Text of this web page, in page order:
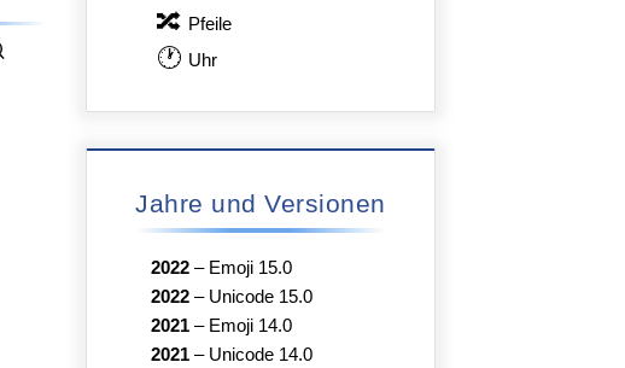
🔀 Pfeile
🕐 Uhr
Jahre und Versionen
2022 – Emoji 15.0
2022 – Unicode 15.0
2021 – Emoji 14.0
2021 – Unicode 14.0